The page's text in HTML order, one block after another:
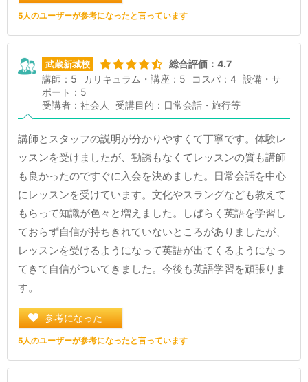
5人のユーザーが参考になったと言っています
武蔵新城校
総合評価：4.7
講師：5
カリキュラム・講座：5 コスパ：4 設備・サ
ポート：5
受講者：社会人
受講目的：日常会話・旅行等
講師とスタッフの説明が分かりやすくて丁寧です。体験レ
ッスンを受けましたが、勧誘もなくてレッスンの質も講師
も良かったのですぐに入会を決めました。日常会話を中心
にレッスンを受けています。文化やスラングなども教えて
もらって知識が色々と増えました。しばらく英語を学習し
ておらず自信が持ちきれていないところがありましたが、
レッスンを受けるようになって英語が出てくるようになっ
てきて自信がついてきました。今後も英語学習を頑張りま
す。
参考になった
5人のユーザーが参考になったと言っています